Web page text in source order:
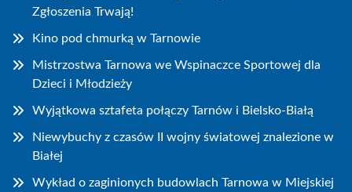
Zgłoszenia Trwają!
Kino pod chmurką w Tarnowie
Mistrzostwa Tarnowa we Wspinaczce Sportowej dla
Dzieci i Młodzieży
Wyjątkowa sztafeta połączy Tarnów i Bielsko-Białą
Niewybuchy z czasów II wojny światowej znalezione w
Białej
Wykład o zaginionych budowlach Tarnowa w Miejskiej